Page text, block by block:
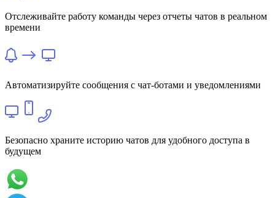
Отслеживайте работу команды через отчеты чатов в реальном
времени
Автоматизируйте сообщения с чат-ботами и уведомлениями
Безопасно храните историю чатов для удобного доступа в
будущем